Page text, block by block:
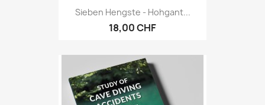
Sieben Hengste - Hohgant...
18,00 CHF